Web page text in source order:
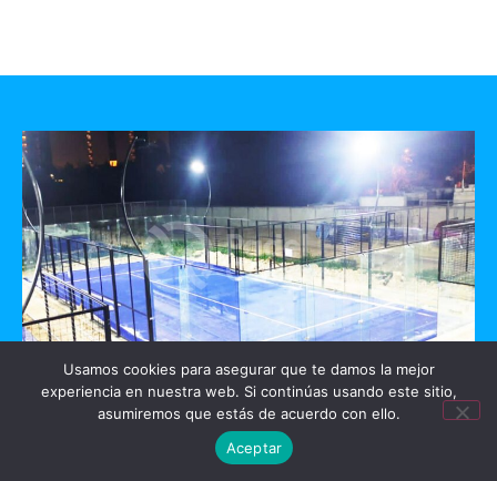
GO PADEL
Usamos cookies para asegurar que te damos la mejor
experiencia en nuestra web. Si continúas usando este sitio,
asumiremos que estás de acuerdo con ello.
Aceptar